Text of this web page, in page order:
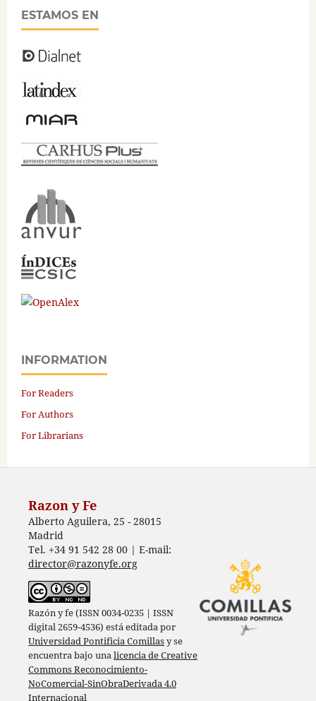
ESTAMOS EN
INFORMATION
For Readers
For Authors
For Librarians
Razon y Fe
Alberto Aguilera, 25 - 28015
Madrid
Tel. +34 91 542 28 00 | E-mail:
director@razonyfe.org
Razón y fe (ISSN 0034-0235 | ISSN
digital 2659-4536) está editada por
Universidad Pontificia Comillasy se
encuentra bajo unalicencia de Creative
Commons Reconocimiento-
NoComercial-SinObraDerivada 4.0
Internacional